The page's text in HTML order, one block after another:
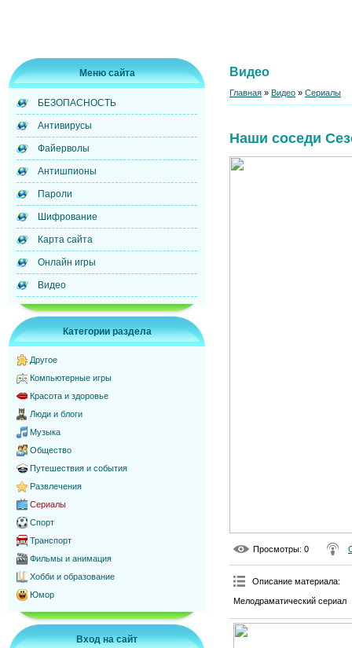
Меню сайта
БЕЗОПАСНОСТЬ
Антивирусы
Файерволы
Антишпионы
Пароли
Шифрование
Карта сайта
Онлайн игры
Видео
Категории раздела
Другое
Компьютерные игры
Красота и здоровье
Люди и блоги
Музыка
Общество
Путешествия и события
Развлечения
Сериалы
Спорт
Транспорт
Фильмы и анимация
Хобби и образование
Юмор
Вход на сайт
Видео
Главная » Видео » Сериалы
Наши соседи
Просмотры: 0
Описание материала:
Мелодраматический сериал